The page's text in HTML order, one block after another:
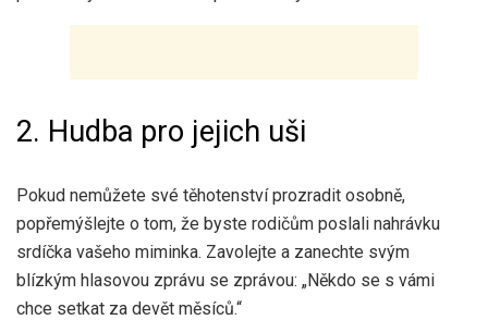
2. Hudba pro jejich uši
Pokud nemůžete své těhotenství prozradit osobně,
popřemýšlejte o tom, že byste rodičům poslali nahrávku
srdíčka vašeho miminka. Zavolejte a zanechte svým
blízkým hlasovou zprávu se zprávou: „Někdo se s vámi
chce setkat za devět měsíců.“